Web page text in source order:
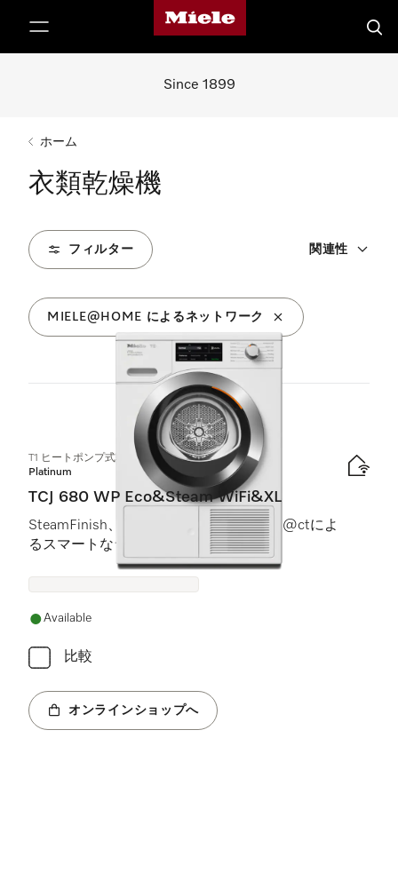
Mieleのホームページ
検索
Since 1899
ホーム
衣類乾燥機
フィルター 関連性
MIELE@HOME によるネットワーク
1 製品
T1 ヒートポンプ式乾燥機：
Platinum
TCJ 680 WP Eco&Steam WiFi&XL
SteamFinish、1–9 kgの容量、WiFiConn@ctによ
るスマートなランドリーケア。
Available
比較
オンラインショップへ